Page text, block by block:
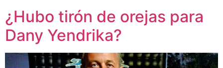
¿Hubo tirón de orejas para
Dany Yendrika?